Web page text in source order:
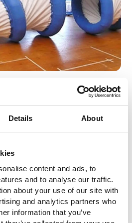
Details About
content and ads, to
and to analyse our traffic.
about your use of our site with
and analytics partners who
information that you’ve